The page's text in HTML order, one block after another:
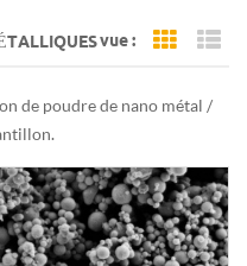
vue : Grid
de poudre de nano métal /